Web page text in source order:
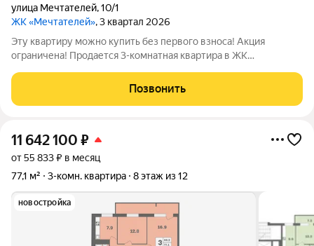
улица Мечтателей,10/1
ЖК «Мечтателей», 3 квартал 2026
Эту квартиру можно купить без первого взноса! Акция
ограничена! Продается 3-комнатная квартира в ЖК
76.9 кв.м.Дом из красного кирпича+монолит. Действуют все
ипотечные программы с господдержкой.
Позвонить
11 642 100 ₽
от 55 833 ₽ в месяц
77,1 м²
3-комн. квартира 8 этаж из 12
новостройка